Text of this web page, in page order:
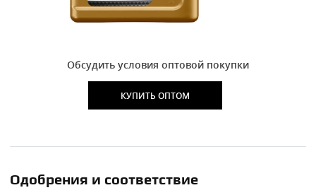
Обсудить условия оптовой покупки
КУПИТЬ ОПТОМ
Одобрения и соответствие